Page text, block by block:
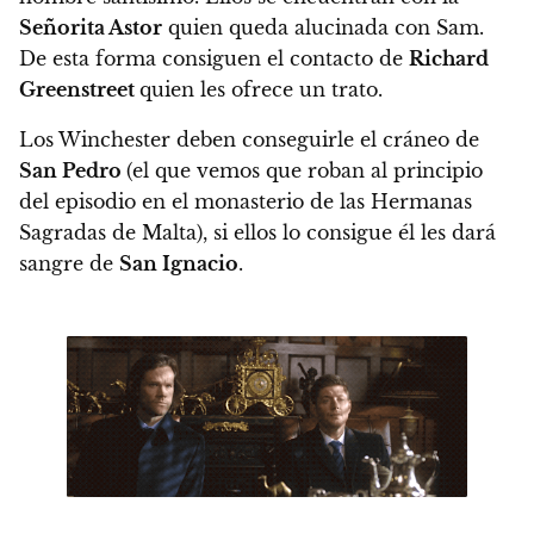
Señorita Astor quien queda alucinada con Sam.
De esta forma consiguen el contacto de Richard
Greenstreet quien les ofrece un trato.
Los Winchester deben conseguirle el cráneo de
San Pedro (el que vemos que roban al principio
del episodio en el monasterio de las Hermanas
Sagradas de Malta), si ellos lo consigue él les dará
sangre de San Ignacio.